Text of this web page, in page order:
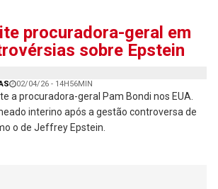
procuradora-geral em
sobre Epstein
02/04/26 - 14H56MIN
a procuradora-geral Pam Bondi nos EUA.
interino após a gestão controversa de
o de Jeffrey Epstein.